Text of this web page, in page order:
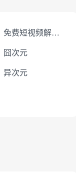
免费短视频解析下载
囧次元
异次元